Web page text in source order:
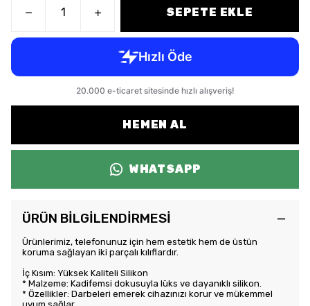
SEPETE EKLE
HEMEN AL
WHATSAPP
ÜRÜN BİLGİLENDİRMESİ
Ürünlerimiz, telefonunuz için hem estetik hem de üstün
koruma sağlayan iki parçalı kılıflardır.
İç Kısım: Yüksek Kaliteli Silikon
* Malzeme: Kadifemsi dokusuyla lüks ve dayanıklı silikon.
* Özellikler: Darbeleri emerek cihazınızı korur ve mükemmel